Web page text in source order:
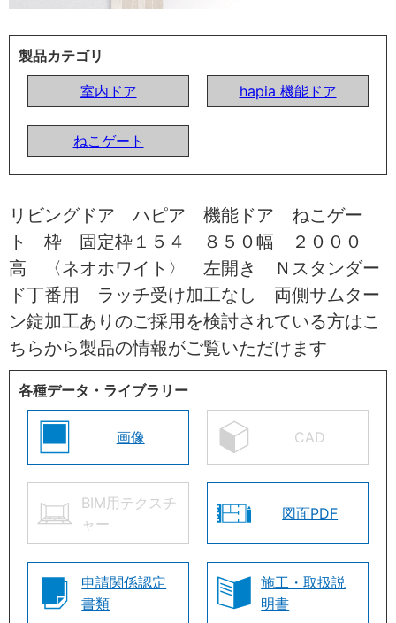
製品カテゴリ
室内ドア
hapia 機能ドア
ねこゲート
リビングドア ハピア 機能ドア ねこゲー
ト 枠 固定枠１５４ ８５０幅 ２０００
高 〈ネオホワイト〉 左開き Ｎスタンダー
ド丁番用 ラッチ受け加工なし 両側サムター
ン錠加工ありのご採用を検討されている方はこ
ちらから製品の情報がご覧いただけます
各種データ・ライブラリー
画像 CAD
BIM用テクスチ
ャー
図面PDF
申請関係認定
書類
施工・取扱説
明書